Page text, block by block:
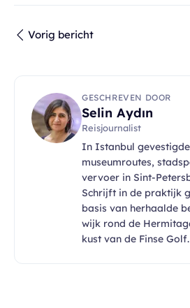
Vorig bericht
GESCHREVEN DOOR
Selin Aydın
Reisjournalist
In Istanbul
museumroutes,
vervoer in Sint-
Schrijft in de praktijk
basis van herhaalde
wijk rond de
kust van de Finse Golf.